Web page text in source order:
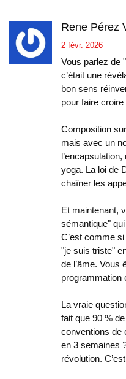
Rene Pérez
2 févr. 2026
Vous parlez de
c’était une
bon sens
pour faire croire
Composition
mais avec un
yoga. La loi de
chaîner les
Et maintenant,
sémantique"
C’est comme
"je suis triste"
de l’âme. Vous
programmation
La vraie
fait que 90 %
conventions de
en 3 semaines
révolution.